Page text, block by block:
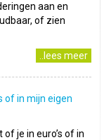
aan en
of zien
..lees meer
of in mijn eigen
je in euro’s of in